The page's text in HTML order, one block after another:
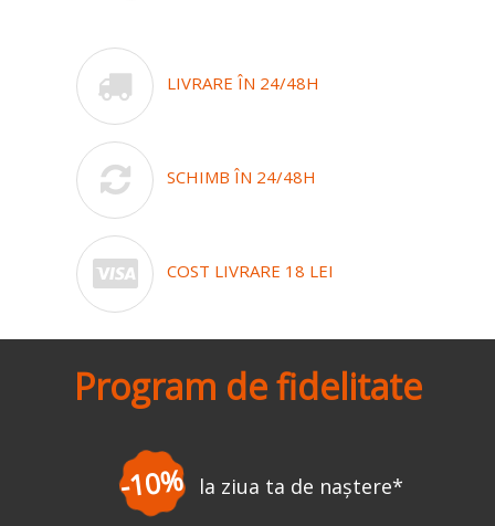
LIVRARE ÎN 24/48H
SCHIMB ÎN 24/48H
COST LIVRARE 18 LEI
Program de fidelitate
-10% la ziua ta de naștere*